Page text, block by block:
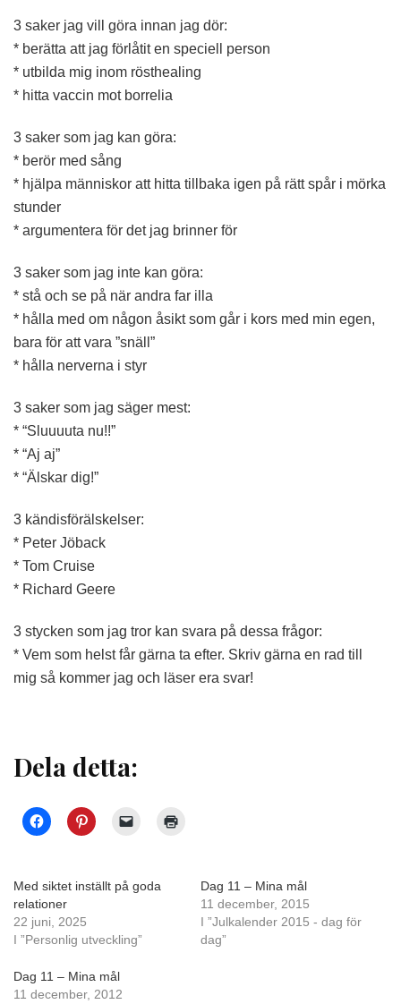
3 saker jag vill göra innan jag dör:
* berätta att jag förlåtit en speciell person
* utbilda mig inom rösthealing
* hitta vaccin mot borrelia
3 saker som jag kan göra:
* berör med sång
* hjälpa människor att hitta tillbaka igen på rätt spår i mörka
stunder
* argumentera för det jag brinner för
3 saker som jag inte kan göra:
* stå och se på när andra far illa
* hålla med om någon åsikt som går i kors med min egen,
bara för att vara ”snäll”
* hålla nerverna i styr
3 saker som jag säger mest:
* “Sluuuuta nu!!”
* “Aj aj”
* “Älskar dig!”
3 kändisförälskelser:
* Peter Jöback
* Tom Cruise
* Richard Geere
3 stycken som jag tror kan svara på dessa frågor:
* Vem som helst får gärna ta efter. Skriv gärna en rad till
mig så kommer jag och läser era svar!
Dela detta:
Med siktet inställt på goda
relationer
22 juni, 2025
I ”Personlig utveckling”
Dag 11 – Mina mål
11 december, 2015
I ”Julkalender 2015 - dag för
dag”
Dag 11 – Mina mål
11 december, 2012